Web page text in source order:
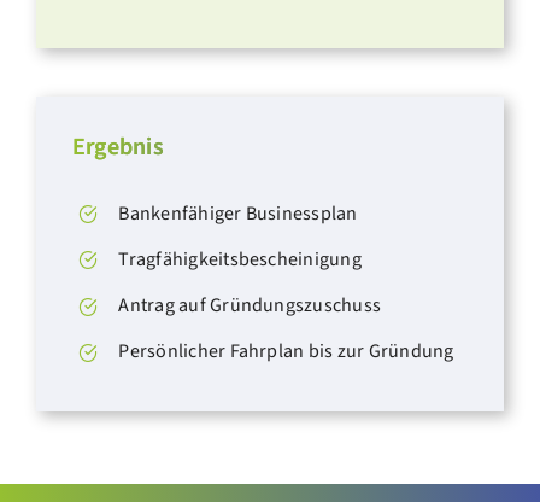
Ergebnis
Bankenfähiger Businessplan
Tragfähigkeitsbescheinigung
Antrag aufGründungszuschuss
Persönlicher Fahrplan bis zur Gründung